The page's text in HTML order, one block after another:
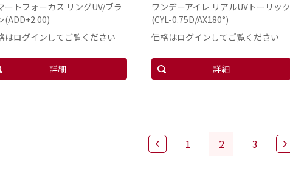
ートフォーカス リングUV/ブラ
(ADD+2.00)
はログインしてご覧ください
詳細
ワンデーアイレ リアルUVトーリック
(CYL-0.75D/AX180°)
価格はログインしてご覧ください
詳細
1 2 3